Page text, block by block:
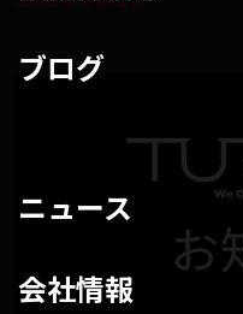
ブログ
ニュース
会社情報